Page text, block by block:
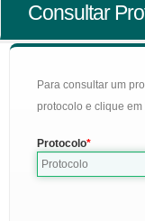
Consultar
Para consultar um
protocolo e clique em
Protocolo